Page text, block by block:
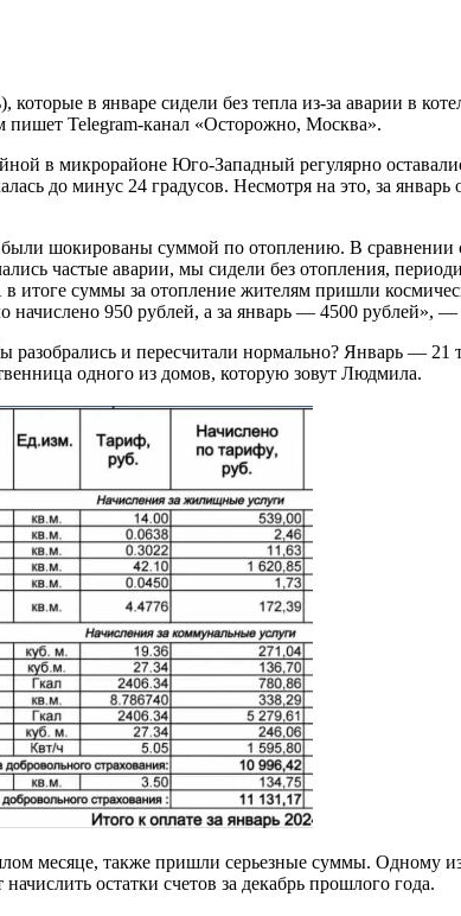
в январе сидели без тепла из-за аварии в
Telegram-канал «Осторожно, Москва».
в микрорайоне Юго-Западный регулярно
до минус 24 градусов. Несмотря на это, за
шокированы суммой по отоплению. В сравнении
частые аварии, мы сидели без отопления,
в итоге суммы за отопление жителям пришли
начислено 950 рублей, а за январь — 4500 рублей», —
разобрались и пересчитали нормально? Январь — 21
одного из домов, которую зовут Людмила.
месяце, также пришли серьезные суммы. Одному
остатки счетов за декабрь прошлого года.